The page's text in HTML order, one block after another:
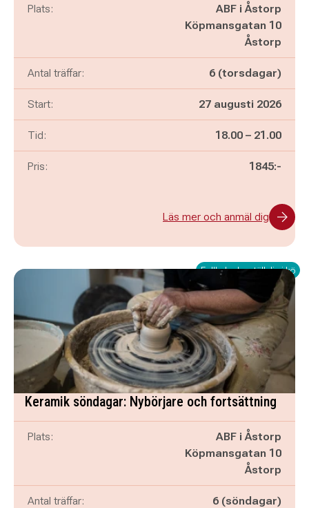
Plats:
ABF i Åstorp
Köpmansgatan 10
Åstorp
Antal träffar: 6 (torsdagar)
Start: 27 augusti 2026
Tid: Pågår mellan
18.00 – och
21.00
Pris: 1845:-
Läs mer och anmäl dig
Fullbokad – ställ dig i kö
Keramik söndagar: Nybörjare och fortsättning
Plats:
ABF i Åstorp
Köpmansgatan 10
Åstorp
Antal träffar: 6 (söndagar)